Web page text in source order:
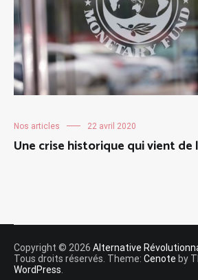
Nos articles 22 avril 2020
Une crise historique qui vient de
Copyright © 2026 Alternative
Tous droits réservés. Theme: Cenote by
WordPress